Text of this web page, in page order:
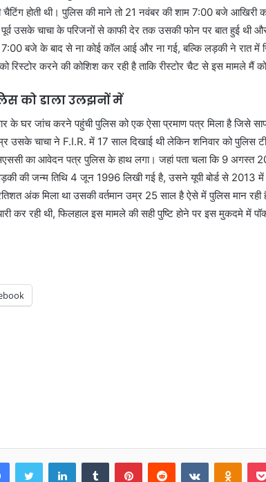
होती थी। पुलिस की माने तो 21 नवंबर की शाम 7:00 बजे आखिरी
उसके चाचा के परिजनों से काफी देर तक उसकी फोन पर बात हुई थी
बजे के बाद से ना कोई कॉल आई और ना गई, बल्कि लड़की ने रात में
रिस्टोर करने की कोशिश कर रही है ताकि रीस्टोर चैट से इस मामले मैं
को डाला उलझनों में
के घर जांच करने पहुंची पुलिस को एक ऐसा प्रमाण पत्र मिला है जिसे
उसके चाचा ने F.I.R. में 17 साल दिखाई थी लेकिन शनिवार को पुलिस
का आवेदन पत्र पुलिस के हाथ लगा। जहां पता चला कि 9 अगस्त
की जन्म तिथि 4 जून 1996 लिखी गई है, उसने यूपी बोर्ड से 2013 में
अंक मिला था उसकी वर्तमान उम्र 25 साल है ऐसे में पुलिस मान
कर रही थी, फिलहाल इस मामले की सही पुष्टि होने पर इस मुकदमे में
FacebookTwitter LinkedInTumblr PinterestReddit VKontakte